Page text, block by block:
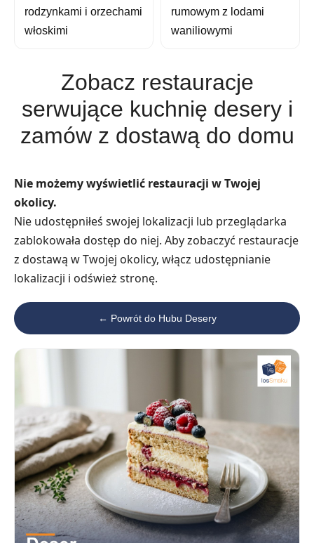
rodzynkami i orzechami
włoskimi
rumowym z lodami
waniliowymi
Zobacz restauracje
serwujące kuchnię desery i
zamów z dostawą do domu
Nie możemy wyświetlić restauracji w Twojej
okolicy.
Nie udostępniłeś swojej lokalizacji lub przeglądarka
zablokowała dostęp do niej. Aby zobaczyć restauracje
z dostawą w Twojej okolicy, włącz udostępnianie
lokalizacji i odśwież stronę.
← Powrót do Hubu Desery